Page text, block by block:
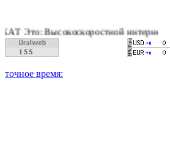
интернет,